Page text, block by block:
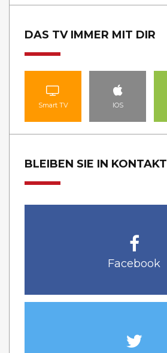
DAS TV IMMER MIT DIR
Smart TV IOS
BLEIBEN SIE IN KONTAKT
Facebook